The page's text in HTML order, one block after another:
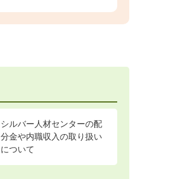
シルバー人材センターの配
分金や内職収入の取り扱い
について